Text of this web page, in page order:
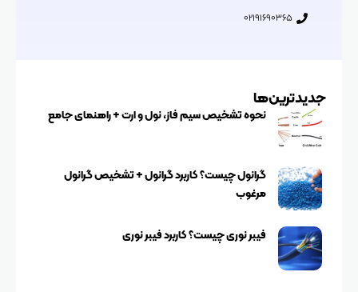
02191690365
جدیدترین‌ها
نحوه تشخیص سیم فاز، نول و ارت + راهنمای جامع
گرانول چیست؟ کاربرد گرانول + تشخیص گرانول
مرغوب
فیبر نوری چیست؟ کاربرد فیبر نوری